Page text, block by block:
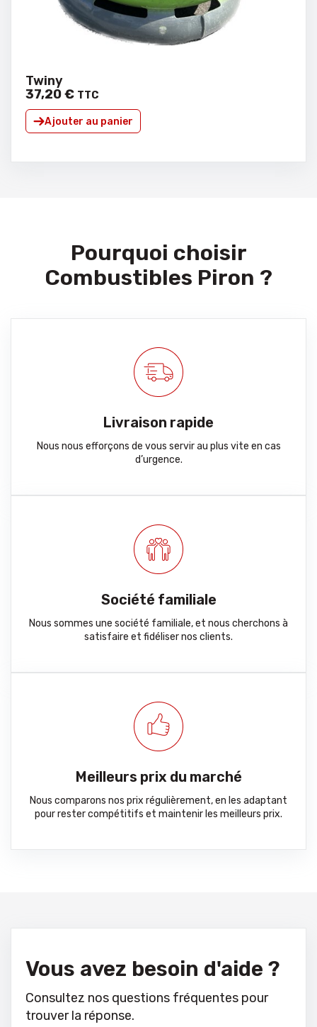
Twiny
37,20€ TTC
Ajouter au panier
Pourquoi choisir
Combustibles Piron ?
Livraison rapide
Nous nous efforçons de vous servir au plus vite en cas
d’urgence.
Société familiale
Nous sommes une société familiale, et nous cherchons à
satisfaire et fidéliser nos clients.
Meilleurs prix du marché
Nous comparons nos prix régulièrement, en les adaptant
pour rester compétitifs et maintenir les meilleurs prix.
Vous avez besoin d'aide ?
Consultez nos questions fréquentes pour
trouver la réponse.